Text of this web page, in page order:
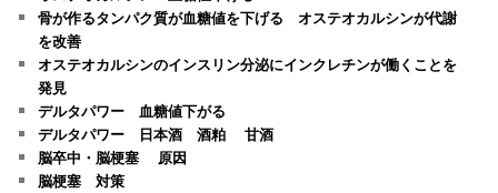
骨が作るタンパク質が血糖値を下げる オステオカルシンが代謝
を改善
オステオカルシンのインスリン分泌にインクレチンが働くことを
発見
デルタパワー 血糖値下がる
デルタパワー 日本酒 酒粕 甘酒
脳卒中・脳梗塞 原因
脳梗塞 対策